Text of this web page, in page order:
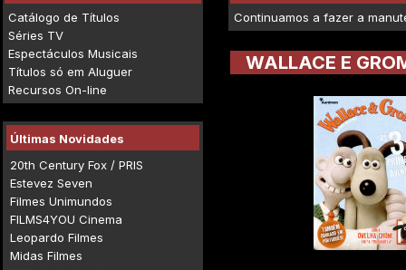
Catálogo de Títulos
Séries TV
Espectáculos Musicais
Títulos só em Aluguer
Recursos On-line
Últimas Novidades
20th Century Fox / PRIS
Estevez Seven
Filmes Unimundos
FILMS4YOU Cinema
Leopardo Filmes
Midas Filmes
Continuamos a fazer a
WALLACE E